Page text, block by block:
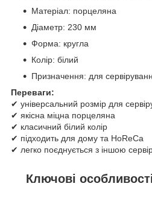
Матеріал: порцеляна
Діаметр: 230 мм
Форма: кругла
Колір: білий
Призначення: для
Переваги:
✔ універсальний розмір для
✔ якісна міцна порцеляна
✔ класичний білий колір
✔ підходить для дому та HoReCa
✔ легко поєднується з іншою
Ключові